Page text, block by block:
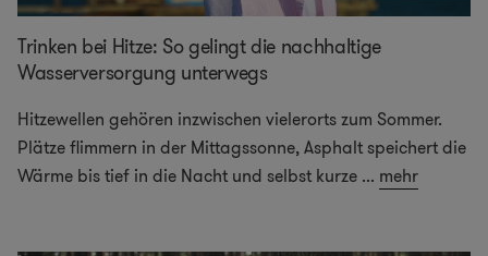
Trinken bei Hitze: So gelingt die nachhaltige
Wasserversorgung unterwegs
Hitzewellen gehören inzwischen vielerorts zum Sommer.
Plätze flimmern in der Mittagssonne, Asphalt speichert die
Wärme bis tief in die Nacht und selbst kurze ... mehr